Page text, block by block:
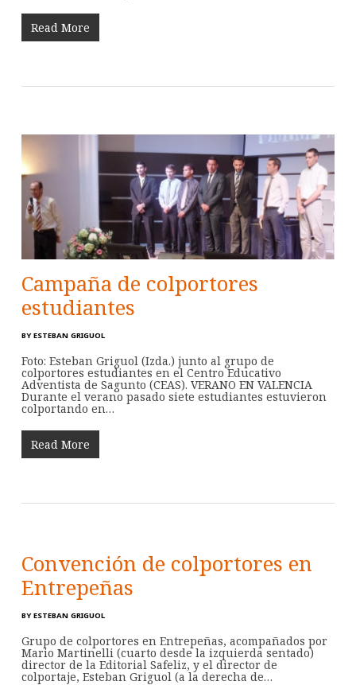
Read More
Campaña de colportores
estudiantes
BY ESTEBAN GRIGUOL
Foto: Esteban Griguol (Izda.) junto al grupo de
colportores estudiantes en el Centro Educativo
Adventista de Sagunto (CEAS). VERANO EN VALENCIA
Durante el verano pasado siete estudiantes estuvieron
colportando en…
Read More
Convención de colportores en
Entrepeñas
BY ESTEBAN GRIGUOL
Grupo de colportores en Entrepeñas, acompañados por
Mario Martinelli (cuarto desde la izquierda sentado)
director de la Editorial Safeliz, y el director de
colportaje, Esteban Griguol (a la derecha de…